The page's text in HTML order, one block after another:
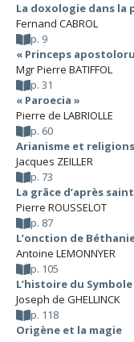
La doxologie dans la
Fernand CABROL
p. 9
« Princeps
Mgr Pierre BATIFFOL
p. 31
« Paroecia »
Pierre de LABRIOLLE
p. 60
Arianisme et
Jacques ZEILLER
p. 73
La grâce d’après
Pierre ROUSSELOT
p. 87
L’onction de
Antoine LEMONNYER
p. 105
L’histoire du
Joseph de GHELLINCK
p. 118
Origène et la magie